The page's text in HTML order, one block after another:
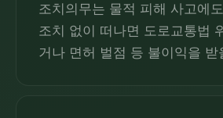
조치의무는 물적 피해 사고에
조치 없이 떠나면 도로교통법
거나 면허 벌점 등 불이익을 받